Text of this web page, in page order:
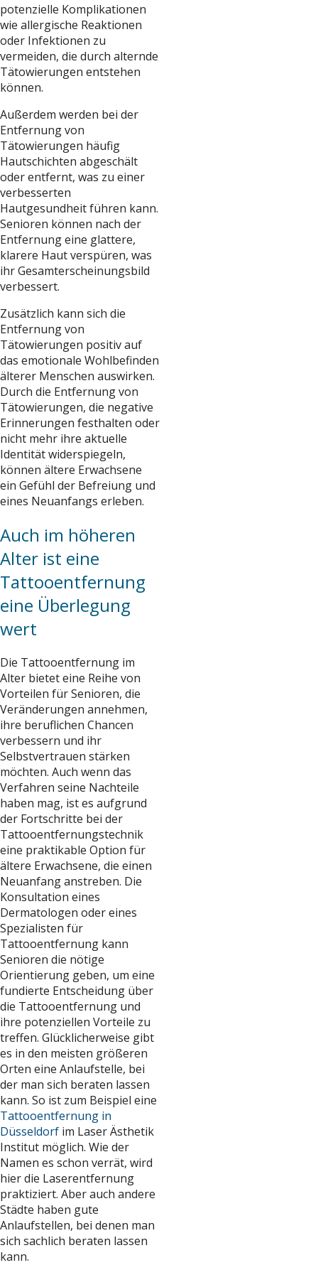
potenzielle Komplikationen
wie allergische Reaktionen
oder Infektionen zu
vermeiden, die durch alternde
Tätowierungen entstehen
können.
Außerdem werden bei der
Entfernung von
Tätowierungen häufig
Hautschichten abgeschält
oder entfernt, was zu einer
verbesserten
Hautgesundheit führen kann.
Senioren können nach der
Entfernung eine glattere,
klarere Haut verspüren, was
ihr Gesamterscheinungsbild
verbessert.
Zusätzlich kann sich die
Entfernung von
Tätowierungen positiv auf
das emotionale Wohlbefinden
älterer Menschen auswirken.
Durch die Entfernung von
Tätowierungen, die negative
Erinnerungen festhalten oder
nicht mehr ihre aktuelle
Identität widerspiegeln,
können ältere Erwachsene
ein Gefühl der Befreiung und
eines Neuanfangs erleben.
Auch im höheren
Alter ist eine
Tattooentfernung
eine Überlegung
wert
Die Tattooentfernung im
Alter bietet eine Reihe von
Vorteilen für Senioren, die
Veränderungen annehmen,
ihre beruflichen Chancen
verbessern und ihr
Selbstvertrauen stärken
möchten. Auch wenn das
Verfahren seine Nachteile
haben mag, ist es aufgrund
der Fortschritte bei der
Tattooentfernungstechnik
eine praktikable Option für
ältere Erwachsene, die einen
Neuanfang anstreben. Die
Konsultation eines
Dermatologen oder eines
Spezialisten für
Tattooentfernung kann
Senioren die nötige
Orientierung geben, um eine
fundierte Entscheidung über
die Tattooentfernung und
ihre potenziellen Vorteile zu
treffen. Glücklicherweise gibt
es in den meisten größeren
Orten eine Anlaufstelle, bei
der man sich beraten lassen
kann. So ist zum Beispiel eine
Tattooentfernung in
Düsseldorf im Laser Ästhetik
Institut möglich. Wie der
Namen es schon verrät, wird
hier die Laserentfernung
praktiziert. Aber auch andere
Städte haben gute
Anlaufstellen, bei denen man
sich sachlich beraten lassen
kann.